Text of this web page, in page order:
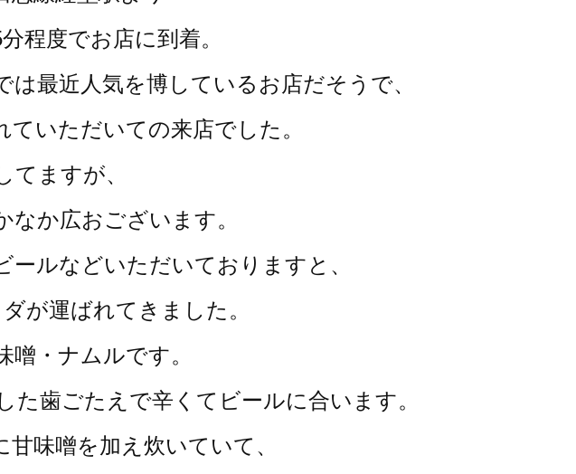
程度でお店に到着。
は最近人気を博しているお店だそうで、
いただいての来店でした。
てますが、
か広おございます。
ールなどいただいておりますと、
が運ばれてきました。
噌・ナムルです。
た歯ごたえで辛くてビールに合います。
味噌を加え炊いていて、